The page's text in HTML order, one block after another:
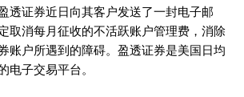
透证券近日向其客户发送了一封电子邮
取消每月征收的不活跃账户管理费，消除
账户所遇到的障碍。盈透证券是美国日均
电子交易平台。